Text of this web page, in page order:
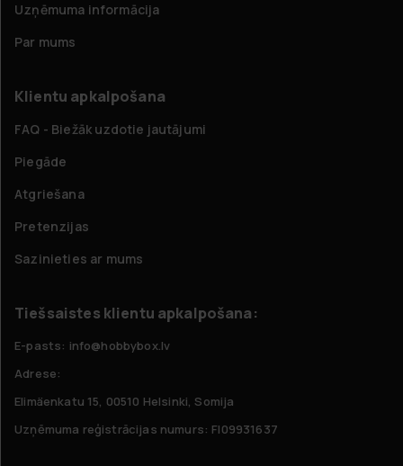
Uzņēmuma informācija
Par mums
Klientu apkalpošana
FAQ - Biežāk uzdotie jautājumi
Piegāde
Atgriešana
Pretenzijas
Sazinieties ar mums
Tiešsaistes klientu apkalpošana:
E-pasts: info@hobbybox.lv
Adrese:
Elimäenkatu 15, 00510 Helsinki, Somija
Uzņēmuma reģistrācijas numurs: FI09931637